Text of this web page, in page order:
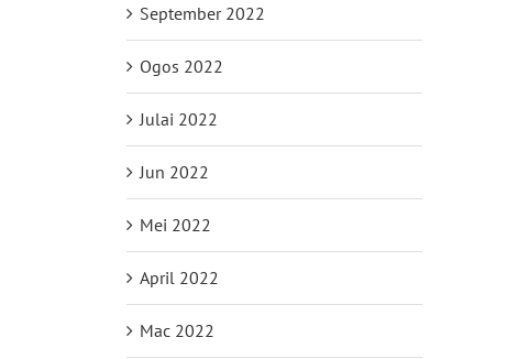
September 2022
Ogos 2022
Julai 2022
Jun 2022
Mei 2022
April 2022
Mac 2022